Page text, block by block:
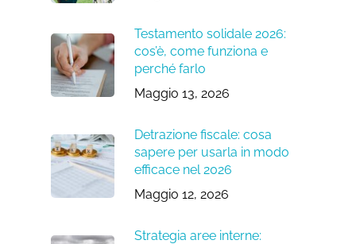
Testamento solidale 2026:
cos’è, come funziona e
perché farlo
Maggio 13, 2026
Detrazione fiscale: cosa
sapere per usarla in modo
efficace nel 2026
Maggio 12, 2026
Strategia aree interne: